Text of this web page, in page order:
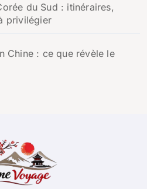
du Sud : itinéraires,
privilégier
Chine : ce que révèle le